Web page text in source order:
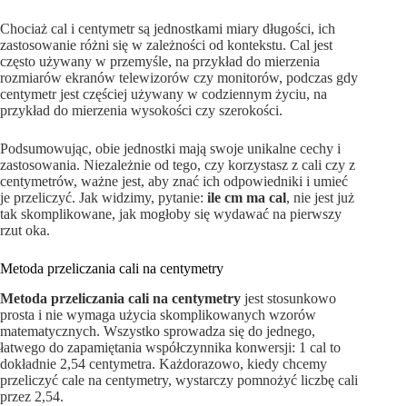
Chociaż cal i centymetr są jednostkami miary długości, ich
zastosowanie różni się w zależności od kontekstu. Cal jest
często używany w przemyśle, na przykład do mierzenia
rozmiarów ekranów telewizorów czy monitorów, podczas gdy
centymetr jest częściej używany w codziennym życiu, na
przykład do mierzenia wysokości czy szerokości.
Podsumowując, obie jednostki mają swoje unikalne cechy i
zastosowania. Niezależnie od tego, czy korzystasz z cali czy z
centymetrów, ważne jest, aby znać ich odpowiedniki i umieć
je przeliczyć. Jak widzimy, pytanie: ile cm ma cal, nie jest już
tak skomplikowane, jak mogłoby się wydawać na pierwszy
rzut oka.
Metoda przeliczania cali na centymetry
Metoda przeliczania cali na centymetry jest stosunkowo
prosta i nie wymaga użycia skomplikowanych wzorów
matematycznych. Wszystko sprowadza się do jednego,
łatwego do zapamiętania współczynnika konwersji: 1 cal to
dokładnie 2,54 centymetra. Każdorazowo, kiedy chcemy
przeliczyć cale na centymetry, wystarczy pomnożyć liczbę cali
przez 2,54.